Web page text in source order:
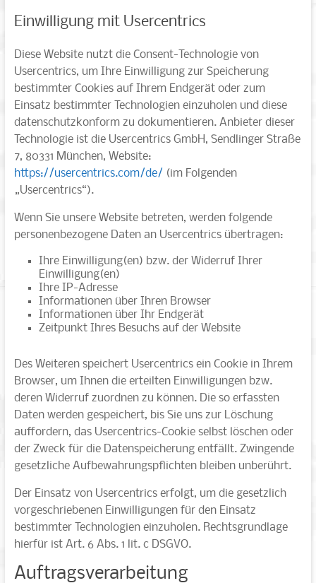
Einwilligung mit Usercentrics
Diese Website nutzt die Consent-Technologie von
Usercentrics, um Ihre Einwilligung zur Speicherung
bestimmter Cookies auf Ihrem Endgerät oder zum
Einsatz bestimmter Technologien einzuholen und diese
datenschutzkonform zu dokumentieren. Anbieter dieser
Technologie ist die Usercentrics GmbH, Sendlinger Straße
7, 80331 München, Website:
https://usercentrics.com/de/ (im Folgenden
„Usercentrics“).
Wenn Sie unsere Website betreten, werden folgende
personenbezogene Daten an Usercentrics übertragen:
Ihre Einwilligung(en) bzw. der Widerruf Ihrer
Einwilligung(en)
Ihre IP-Adresse
Informationen über Ihren Browser
Informationen über Ihr Endgerät
Zeitpunkt Ihres Besuchs auf der Website
Des Weiteren speichert Usercentrics ein Cookie in Ihrem
Browser, um Ihnen die erteilten Einwilligungen bzw.
deren Widerruf zuordnen zu können. Die so erfassten
Daten werden gespeichert, bis Sie uns zur Löschung
auffordern, das Usercentrics-Cookie selbst löschen oder
der Zweck für die Datenspeicherung entfällt. Zwingende
gesetzliche Aufbewahrungspflichten bleiben unberührt.
Der Einsatz von Usercentrics erfolgt, um die gesetzlich
vorgeschriebenen Einwilligungen für den Einsatz
bestimmter Technologien einzuholen. Rechtsgrundlage
hierfür ist Art. 6 Abs. 1 lit. c DSGVO.
Auftragsverarbeitung